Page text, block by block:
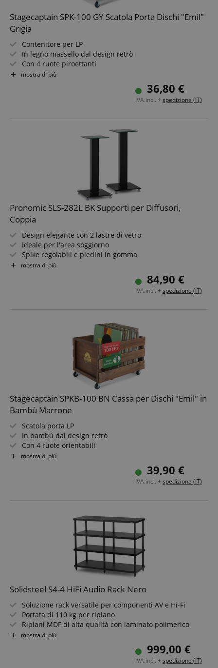
Stagecaptain SPK-100 GY Scatola Porta Dischi "Emil"
Grigia
Contenitore per LP
In legno massello dal design retrò
Con 4 ruote piroettanti
Per fino a 100 dischi
Naturalmente utilizzabile anche per molti altri oggetti
mostra di più
36,80 €
IVA.incl. + spedizione (IT)
Pronomic SLS-282L BK Supporti per Diffusori,
Coppia
Design elegante con 2 lastre di vetro
Ideale per l'area soggiorno
Spike regolabili e piedini in gomma
Gestione cavi nascosta sul retro
mostra di più
84,90 €
IVA.incl. + spedizione (IT)
Stagecaptain SPKB-100 BN Cassa per Dischi "Emil" in
Bambù Marrone
Scatola porta LP
In bambù dal design retrò
Con 4 ruote orientabili
Per fino a 100 dischi
Naturalmente utilizzabile anche per altri oggetti fino a
mostra di più
39,90 €
IVA.incl. + spedizione (IT)
Solidsteel S4-4 HiFi Audio Rack Nero
Soluzione rack versatile per componenti AV e Hi-Fi
Portata di 110 kg per ripiano
Ripiani MDF di alta qualità con laminato polimerico
Tubi in alluminio riempiti e ammortizzati
Elegante design italiano senza tempo
mostra di più
999,00 €
IVA.incl. + spedizione (IT)